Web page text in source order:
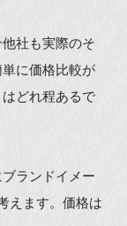
社も実際のそ
に価格比較が
どれ程あるで
ランドイメー
えます。価格は